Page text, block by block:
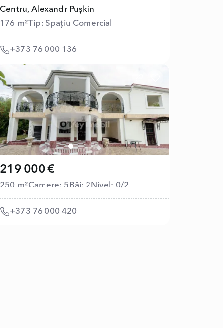
Centru, Alexandr Pușkin
176 m²Tip: Spațiu Comercial
+373 76 000 136
219 000 €
250 m²Camere: 5 Băi: 2 Nivel: 0/2
+373 76 000 420